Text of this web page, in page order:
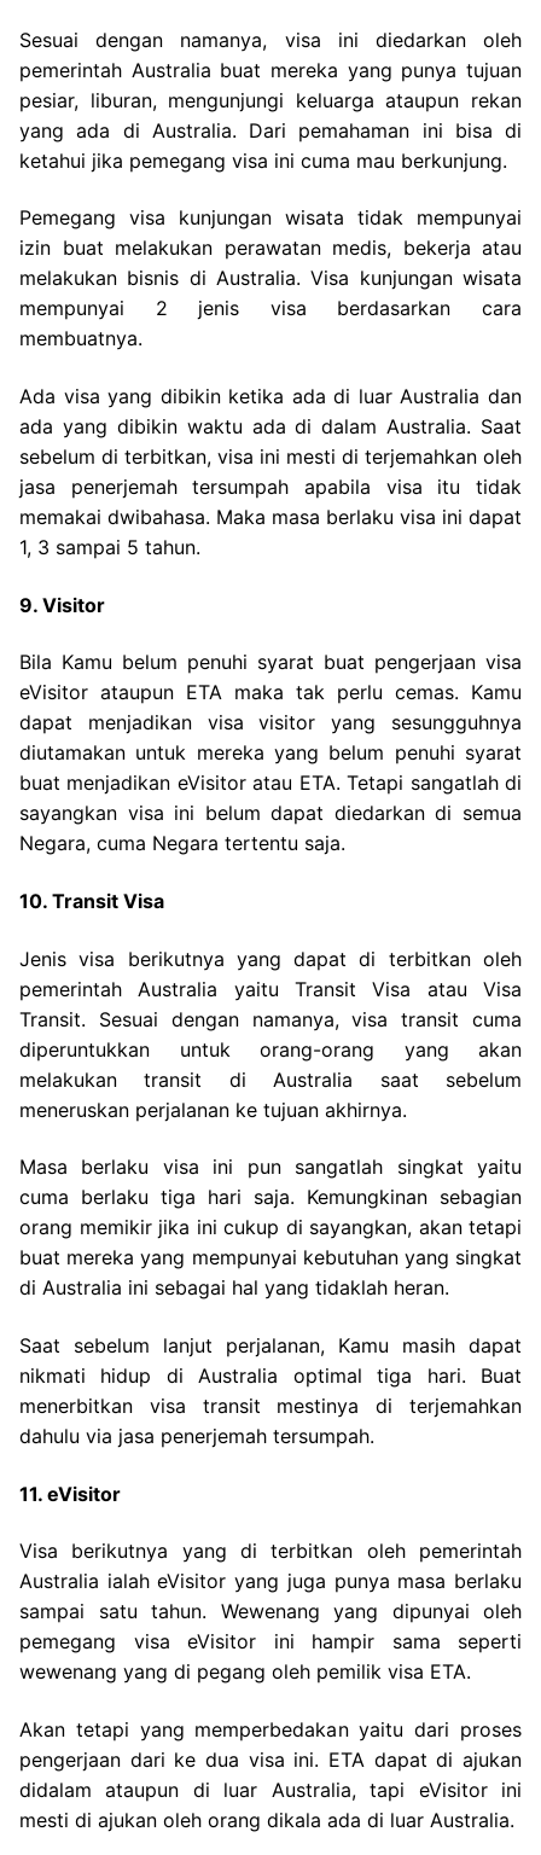
Sesuai dengan namanya, visa ini diedarkan oleh
pemerintah Australia buat mereka yang punya tujuan
pesiar, liburan, mengunjungi keluarga ataupun rekan
yang ada di Australia. Dari pemahaman ini bisa di
ketahui jika pemegang visa ini cuma mau berkunjung.
Pemegang visa kunjungan wisata tidak mempunyai
izin buat melakukan perawatan medis, bekerja atau
melakukan bisnis di Australia. Visa kunjungan wisata
mempunyai 2 jenis visa berdasarkan cara
membuatnya.
Ada visa yang dibikin ketika ada di luar Australia dan
ada yang dibikin waktu ada di dalam Australia. Saat
sebelum di terbitkan, visa ini mesti di terjemahkan oleh
jasa penerjemah tersumpah apabila visa itu tidak
memakai dwibahasa. Maka masa berlaku visa ini dapat
1, 3 sampai 5 tahun.
9. Visitor
Bila Kamu belum penuhi syarat buat pengerjaan visa
eVisitor ataupun ETA maka tak perlu cemas. Kamu
dapat menjadikan visa visitor yang sesungguhnya
diutamakan untuk mereka yang belum penuhi syarat
buat menjadikan eVisitor atau ETA. Tetapi sangatlah di
sayangkan visa ini belum dapat diedarkan di semua
Negara, cuma Negara tertentu saja.
10. Transit Visa
Jenis visa berikutnya yang dapat di terbitkan oleh
pemerintah Australia yaitu Transit Visa atau Visa
Transit. Sesuai dengan namanya, visa transit cuma
diperuntukkan untuk orang-orang yang akan
melakukan transit di Australia saat sebelum
meneruskan perjalanan ke tujuan akhirnya.
Masa berlaku visa ini pun sangatlah singkat yaitu
cuma berlaku tiga hari saja. Kemungkinan sebagian
orang memikir jika ini cukup di sayangkan, akan tetapi
buat mereka yang mempunyai kebutuhan yang singkat
di Australia ini sebagai hal yang tidaklah heran.
Saat sebelum lanjut perjalanan, Kamu masih dapat
nikmati hidup di Australia optimal tiga hari. Buat
menerbitkan visa transit mestinya di terjemahkan
dahulu via jasa penerjemah tersumpah.
11. eVisitor
Visa berikutnya yang di terbitkan oleh pemerintah
Australia ialah eVisitor yang juga punya masa berlaku
sampai satu tahun. Wewenang yang dipunyai oleh
pemegang visa eVisitor ini hampir sama seperti
wewenang yang di pegang oleh pemilik visa ETA.
Akan tetapi yang memperbedakan yaitu dari proses
pengerjaan dari ke dua visa ini. ETA dapat di ajukan
didalam ataupun di luar Australia, tapi eVisitor ini
mesti di ajukan oleh orang dikala ada di luar Australia.